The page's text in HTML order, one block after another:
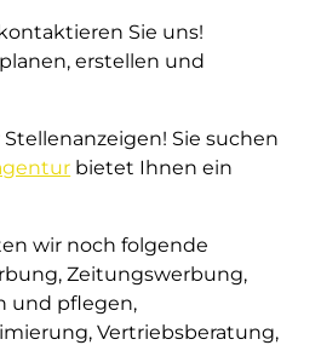
Sie uns!
erstellen und
Sie suchen
bietet Ihnen ein
wir noch folgende
Zeitungswerbung,
und pflegen,
Vertriebsberatung,